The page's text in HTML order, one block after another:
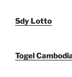
Sdy Lotto
Togel